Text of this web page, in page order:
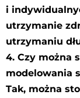
i
utrzymanie
utrzymaniu
4. Czy można
modelowania
Tak, można